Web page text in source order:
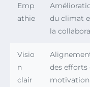
Emp
athie
du climat
la
Visio
n
clair
des efforts
motivation